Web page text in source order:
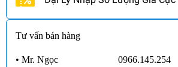
Tư vấn bán hàng
• Mr. Ngọc
0966.145.254